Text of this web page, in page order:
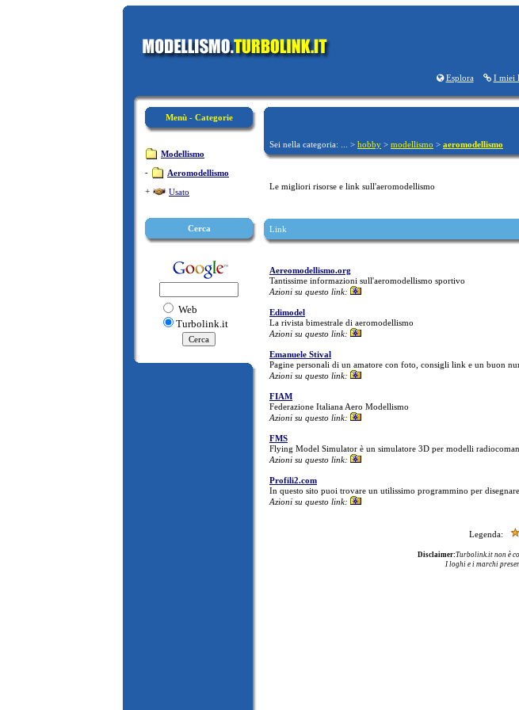
Esplora I miei
Menù - Categorie
Modellismo
-
Aeromodellismo
+
Usato
Cerca
Web
Turbolink.it
Sei nella categoria: ... > hobby > modellismo > aeromodellismo
Le migliori risorse e link sull'aeromodellismo
Link
Aereomodellismo.org
Tantissime informazioni sull'aeromodellismo sportivo
Azioni su questo link:
Edimodel
La rivista bimestrale di aeromodellismo
Azioni su questo link:
Emanuele Stival
Pagine personali di un amatore con foto, consigli link e un buon
Azioni su questo link:
FIAM
Federazione Italiana Aero Modellismo
Azioni su questo link:
FMS
Flying Model Simulator è un simulatore 3D per modelli
Azioni su questo link:
Profili2.com
In questo sito puoi trovare un utilissimo programmino per
Azioni su questo link:
Legenda:
Disclaimer:Turbolink.it non è
I loghi e i marchi